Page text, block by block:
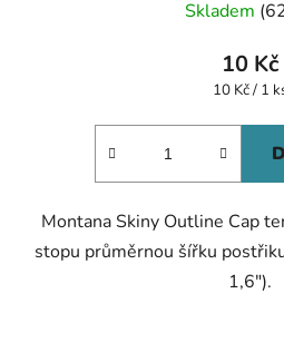
je
Skladem
10 Kč
Měrná
10 Kč / 1
Montana Skiny Outline Cap
stopu průměrnou šířku
1,6").